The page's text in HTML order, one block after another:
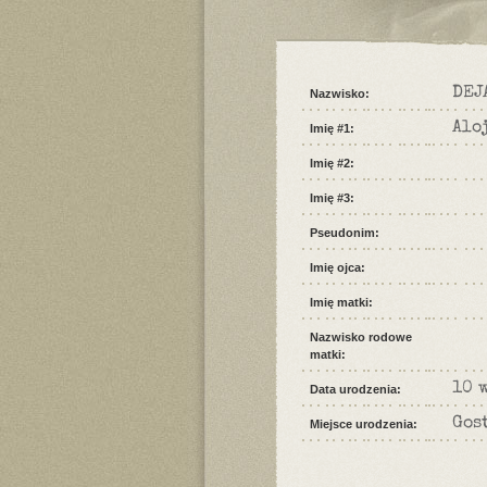
Nazwisko:
Imię #1:
Imię #2:
Imię #3:
Pseudonim:
Imię ojca:
Imię matki:
Nazwisko rodowe
matki:
Data urodzenia: 10
Miejsce urodzenia: